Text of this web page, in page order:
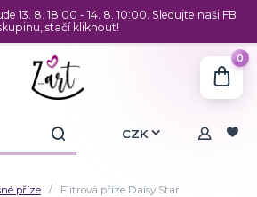
13. 8. 18:00 - 14. 8. 10:00. Sledujte naši FB
stačí kliknout!
CZK
0
příze Flitrová příze Daisy Star